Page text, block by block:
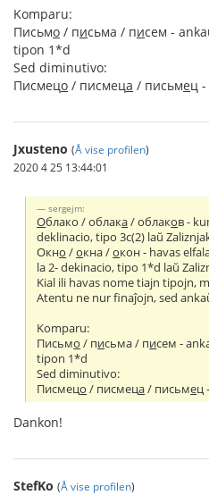
Komparu:
Письмо / письма / писем -
tipon 1*d
Sed diminutivo:
Писмецо / писмеца / письмец
Jxusteno (Å vise profilen)
2020 4 25 13:44:01
sergejm:
Облако / облака/ облаков -
deklinacio, tipo 3c(2) laŭ
Окно /окна /окон - havas
la 2- dekinacio, tipo 1*d laŭ
Kial ili havas nome tiajn tipojn,
Atentu ne nur finaĵojn, sed
Komparu:
Письмо / письма / писем -
tipon 1*d
Sed diminutivo:
Писмецо / писмеца/ письмец
Dankon!
StefKo (Å vise profilen)